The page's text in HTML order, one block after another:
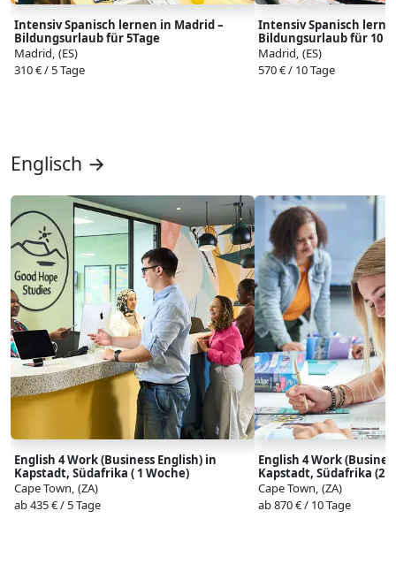
Intensiv Spanisch lernen in Madrid –
Bildungsurlaub für 5Tage
Madrid, (ES)
310 € / 5 Tage
Intensiv Spanisch
Bildungsurlaub für 10
Madrid, (ES)
570 € / 10 Tage
Englisch →
English 4 Work (Business English) in
Kapstadt, Südafrika ( 1 Woche)
Cape Town, (ZA)
ab 435 € / 5 Tage
English 4 Work
Kapstadt, Südafrika (2
Cape Town, (ZA)
ab 870 € / 10 Tage